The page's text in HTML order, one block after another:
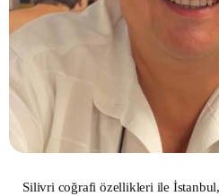
Silivri coğrafi özellikleri ile